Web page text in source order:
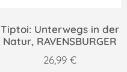
Tiptoi: Unterwegs in der
Natur, RAVENSBURGER
26,99 €